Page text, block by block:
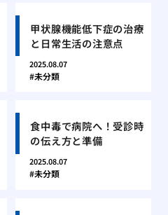
甲状腺機能低下症の治療
と日常生活の注意点
2025.08.07
未分類
食中毒で病院へ！受診時
の伝え方と準備
2025.08.07
未分類